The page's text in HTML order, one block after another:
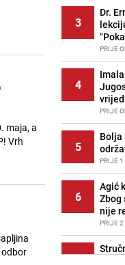
maja, a
Vrh
3
Dr.
PRIJE
4
PRIJE
5
PRIJE
6
Agić
Zbog
nije
PRIJE
7